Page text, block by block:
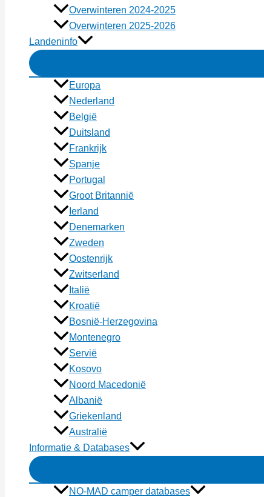
Overwinteren 2024-2025
Overwinteren 2025-2026
Landeninfo
Europa
Nederland
België
Duitsland
Frankrijk
Spanje
Portugal
Groot Britannië
Ierland
Denemarken
Zweden
Oostenrijk
Zwitserland
Italië
Kroatië
Bosnië-Herzegovina
Montenegro
Servië
Kosovo
Noord Macedonië
Albanië
Griekenland
Australië
Informatie & Databases
NO-MAD camper databases